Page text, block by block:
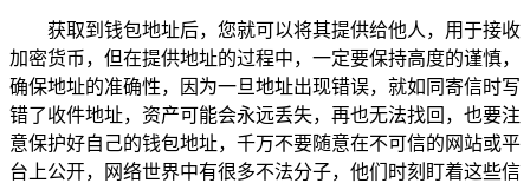
获取到钱包地址后，您就可以将其提供给他人，用于接收
加密货币，但在提供地址的过程中，一定要保持高度的谨慎，
确保地址的准确性，因为一旦地址出现错误，就如同寄信时写
错了收件地址，资产可能会永远丢失，再也无法找回，也要注
意保护好自己的钱包地址，千万不要随意在不可信的网站或平
台上公开，网络世界中有很多不法分子，他们时刻盯着这些信